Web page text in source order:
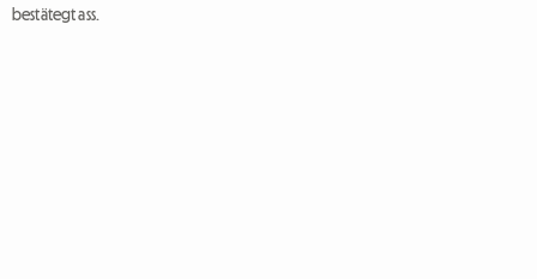
bestätegt ass.